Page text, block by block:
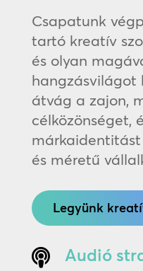
Csapatunk
tartó kreatív
és olyan
hangzásvilágot
átvág a zajon,
célközönséget,
és méretű
Legyünk
 Audió